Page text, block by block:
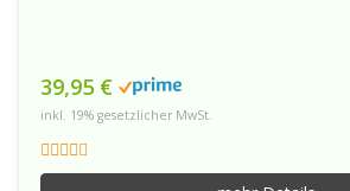
39,95 €
inkl. 19% gesetzlicher MwSt.